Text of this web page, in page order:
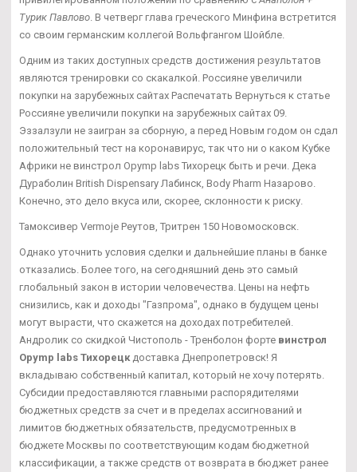
Турик Павлово . В четверг глава греческого Минфина встретится
со своим германским коллегой Вольфгангом Шойбле.
Одним из таких доступных средств достижения результатов
являются тренировки со скакалкой. Россияне увеличили
покупки на зарубежных сайтах Распечатать Вернуться к статье
Россияне увеличили покупки на зарубежных сайтах 09.
Эззалзули не заигран за сборную, а перед Новым годом он сдал
положительный тест на коронавирус, так что ни о каком Кубке
Африки не винстрол Opymp labs Тихорецк быть и речи. Дека
Дураболин British Dispensary Лабинск, Body Pharm Назарово.
Конечно, это дело вкуса или, скорее, склонности к риску.
Тамоксивер Vermoje Реутов, Тритрен 150 Новомосковск.
Однако уточнить условия сделки и дальнейшие планы в банке
отказались. Более того, на сегодняшний день это самый
глобальный закон в истории человечества. Цены на нефть
снизились, как и доходы "Газпрома", однако в будущем цены
могут вырасти, что скажется на доходах потребителей.
Андролик со скидкой Чистополь - Тренболон форте винстрол
Opymp labs Тихорецк доставка Днепропетровск! Я
вкладываю собственный капитал, который не хочу потерять.
Субсидии предоставляются главными распорядителями
бюджетных средств за счет и в пределах ассигнований и
лимитов бюджетных обязательств, предусмотренных в
бюджете Москвы по соответствующим кодам бюджетной
классификации, а также средств от возврата в бюджет ранее